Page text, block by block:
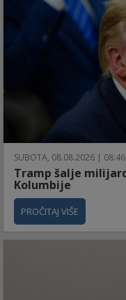
SUBOTA, 08.08.2026 | 08:46
Tramp šalje
Kolumbije
PROČITAJ VIŠE